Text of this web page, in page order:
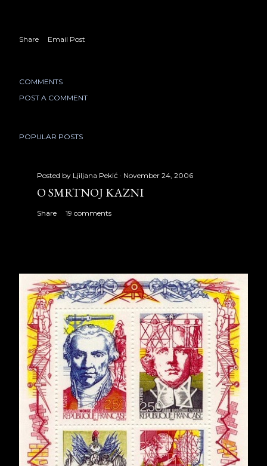
Share Email Post
COMMENTS
POST A COMMENT
POPULAR POSTS
Posted by Ljiljana Pekić November 24, 2006
O SMRTNOJ KAZNI
Share 19 comments